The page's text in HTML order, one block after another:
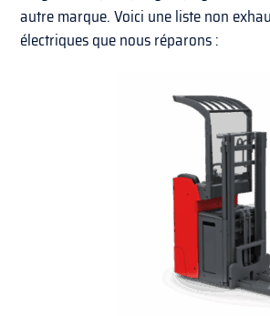
autre marque. Voici une liste non
électriques que nous réparons :